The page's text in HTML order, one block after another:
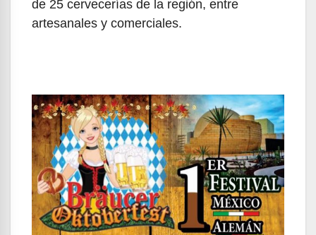
de 25 cervecerías de la región, entre
artesanales y comerciales.